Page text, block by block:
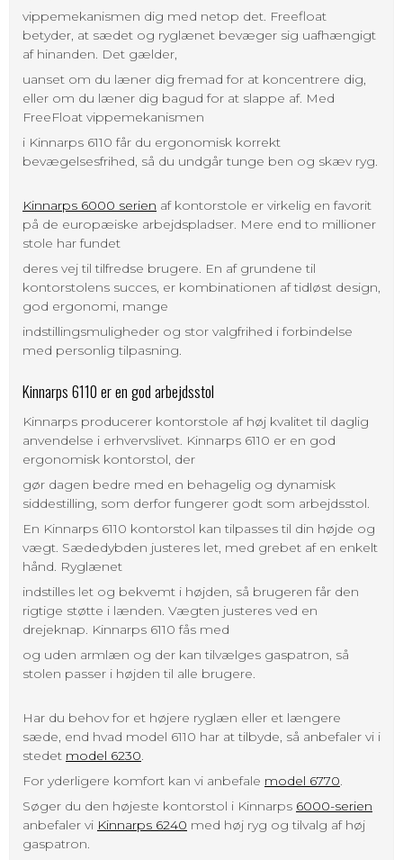
vippemekanismen dig med netop det. Freefloat
betyder, at sædet og ryglænet bevæger sig uafhængigt
af hinanden. Det gælder,
uanset om du læner dig fremad for at koncentrere dig,
eller om du læner dig bagud for at slappe af. Med
FreeFloat vippemekanismen
i Kinnarps 6110 får du ergonomisk korrekt
bevægelsesfrihed, så du undgår tunge ben og skæv ryg.
Kinnarps 6000 serien af kontorstole er virkelig en favorit
på de europæiske arbejdspladser. Mere end to millioner
stole har fundet
deres vej til tilfredse brugere. En af grundene til
kontorstolens succes, er kombinationen af tidløst design,
god ergonomi, mange
indstillingsmuligheder og stor valgfrihed i forbindelse
med personlig tilpasning.
Kinnarps 6110 er en god arbejdsstol
Kinnarps producerer kontorstole af høj kvalitet til daglig
anvendelse i erhvervslivet. Kinnarps 6110 er en god
ergonomisk kontorstol, der
gør dagen bedre med en behagelig og dynamisk
siddestilling, som derfor fungerer godt som arbejdsstol.
En Kinnarps 6110 kontorstol kan tilpasses til din højde og
vægt. Sædedybden justeres let, med grebet af en enkelt
hånd. Ryglænet
indstilles let og bekvemt i højden, så brugeren får den
rigtige støtte i lænden. Vægten justeres ved en
drejeknap. Kinnarps 6110 fås med
og uden armlæn og der kan tilvælges gaspatron, så
stolen passer i højden til alle brugere.
Har du behov for et højere ryglæn eller et længere
sæde, end hvad model 6110 har at tilbyde, så anbefaler vi i
stedet model 6230
For yderligere komfort kan vi anbefale model 6770
Søger du den højeste kontorstol i Kinnarps 6000-serien
anbefaler vi Kinnarps 6240 med høj ryg og tilvalg af høj
gaspatron.